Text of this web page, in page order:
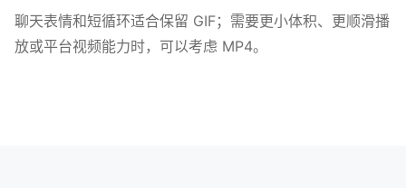
聊天表情和短循环适合保留 GIF；需要更小体积、更顺滑播
放或平台视频能力时，可以考虑 MP4。